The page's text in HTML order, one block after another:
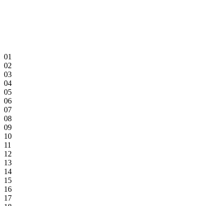
01
02
03
04
05
06
07
08
09
10
11
12
13
14
15
16
17